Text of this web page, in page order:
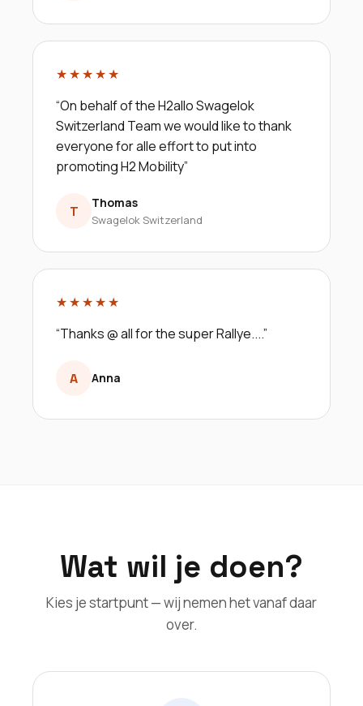
★★★★★
“On behalf of the H2allo Swagelok
Switzerland Team we would like to thank
everyone for alle effort to put into
promoting H2 Mobility”
T Thomas
Swagelok Switzerland
★★★★★
“Thanks @ all for the super Rallye....”
A Anna
Wat wil je doen?
Kies je startpunt — wij nemen het vanaf daar
over.